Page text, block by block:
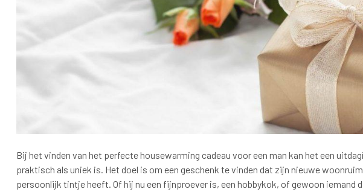
Bij het vinden van het perfecte housewarming cadeau voor een man kan het een
praktisch als uniek is. Het doel is om een geschenk te vinden dat zijn nieuwe
persoonlijk tintje heeft. Of hij nu een fijnproever is, een hobbykok, of gewoon iemand